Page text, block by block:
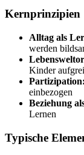
Kernprinzipien
Alltag als
werden
Kinder
Partizipation:
einbezogen
Beziehung
Lernen
Typische